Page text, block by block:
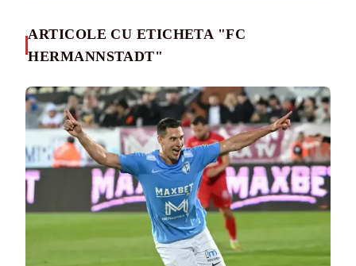
ARTICOLE CU ETICHETA "FC
HERMANNSTADT"